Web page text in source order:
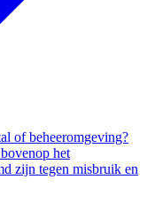
of beheeromgeving?
het
zijn tegen misbruik en